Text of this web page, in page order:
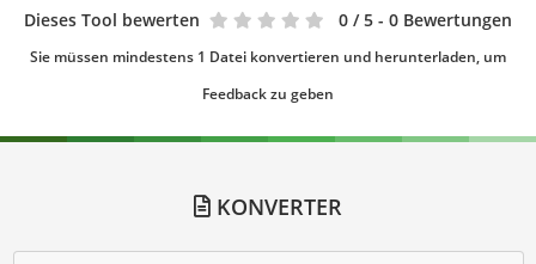
Dieses Tool bewerten 0 / 5 - 0 Bewertungen
Sie müssen mindestens 1 Datei konvertieren und herunterladen, um
Feedback zu geben
KONVERTER